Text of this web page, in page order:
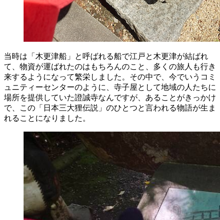
当時は「 木更津船 」と呼ばれる船で江戸と木更津が結ばれ
て、物資が運ばれたのはもちろんのこと、多くの旅人も行き
来するようになって繁栄しました。その中で、今でいうコミ
ュニティーセンターのように、寺子屋として地域の人たちに
場所を提供していた證誠寺なんですが、あることがきっかけ
で、この「日本三大狸伝説」のひとつと言われる物語が生ま
れることになりました。